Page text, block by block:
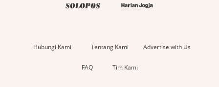
Hubungi Kami Tentang Kami Advertise with Us
FAQ Tim Kami